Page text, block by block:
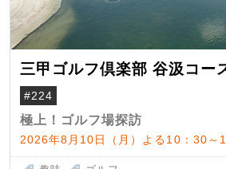
三甲ゴルフ倶楽部 谷汲コー
#224
極上！ゴルフ場探訪
2026年8月10日（月）よる10：30～